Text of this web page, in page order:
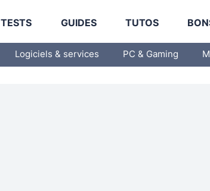
TESTS GUIDES TUTOS
Logiciels & services PC & Gaming